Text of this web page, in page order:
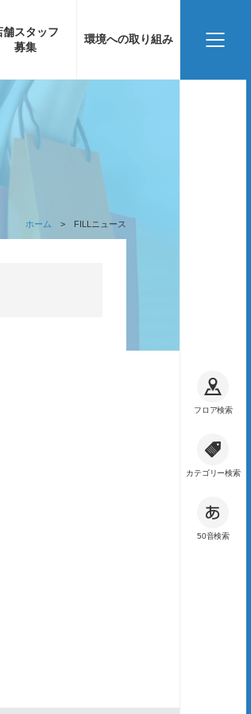
舗スタッフ
募集
環境への取り組み
フロア検索
カテゴリー検索
50音検索
ホーム FILLニュース